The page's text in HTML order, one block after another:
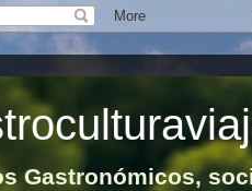
Gastronómicos,